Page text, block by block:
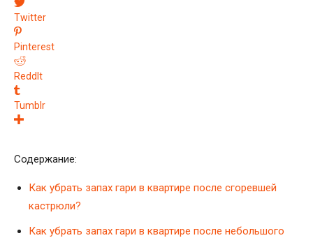
Twitter
Pinterest
ReddIt
Tumblr
Содержание:
Как убрать запах гари в квартире после сгоревшей
кастрюли?
Как убрать запах гари в квартире после небольшого